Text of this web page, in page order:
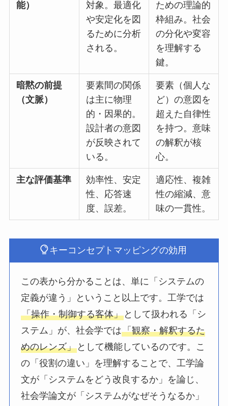
能）
対象。最適化
や安定化を図
るために分析
される。
ための理論的
枠組み。社会
の分化や変容
を理解する
鍵。
暗黙の前提
（文脈）
要素間の関係
は主に物理
的・因果的。
設計者の意図
が反映されて
いる。
要素（個人な
ど）の意図を
超えた自律性
を持つ。意味
の解釈が核
心。
主な評価基準
効率性、安定
性、応答速
度、誤差。
適応性、複雑
性の縮減、意
味の一貫性。
キーコンセプトマッピングの効用
この表から分かることは、単に「システムの
定義が違う」ということ以上です。工学では
「操作・制御する客体」 として扱われる「シ
ステム」が、社会学では「観察・解釈するた
めのレンズ」 として機能しているのです。こ
の「役割の違い」を理解することで、工学論
文が「システムをどう改良するか」を論じ、
社会学論文が「システムがなぜそうなるか」